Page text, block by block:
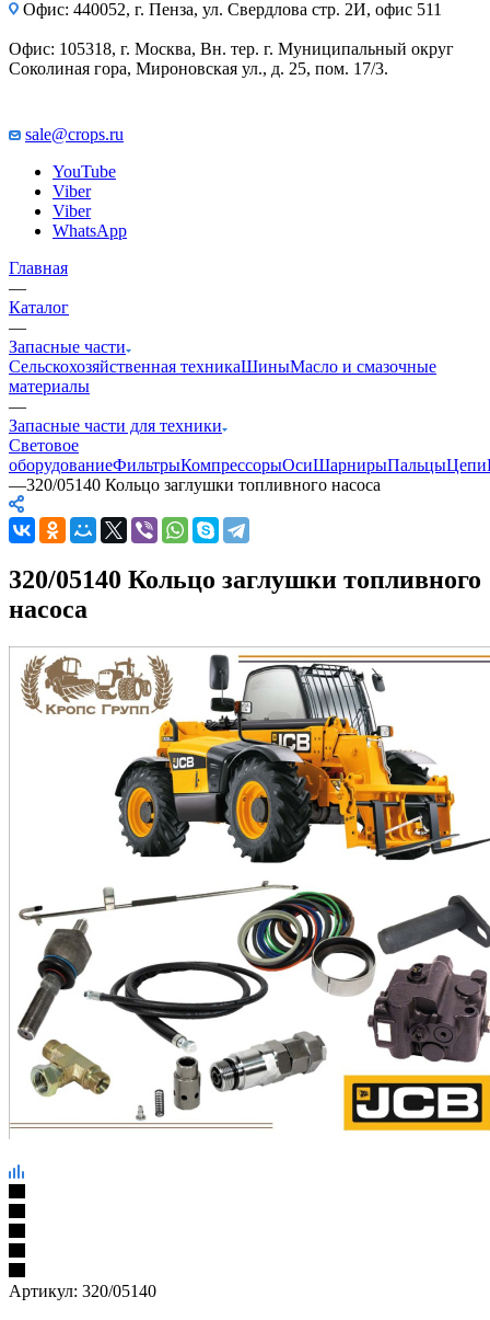
Офис: 440052, г. Пенза, ул. Свердлова стр. 2И, офис 511
Офис: 105318, г. Москва, Вн. тер. г. Муниципальный округ
Соколиная гора, Мироновская ул., д. 25, пом. 17/3.
sale@crops.ru
YouTube
Viber
Viber
WhatsApp
Главная
—
Каталог
—
Запасные части
Сельскохозяйственная техникаШиныМасло и смазочные
материалы
—
Запасные части для техники
Световое
оборудованиеФильтрыКомпрессорыОсиШарнирыПальцыЦепи
—320/05140 Кольцо заглушки топливного насоса
320/05140 Кольцо заглушки топливного
насоса
Артикул: 320/05140